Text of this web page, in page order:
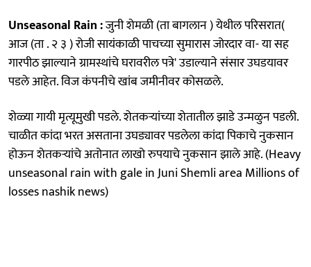
Unseasonal Rain :जुनी शेमळी (ता बागलान ) येथील परिसरात(
आज (ता . २ ३ ) रोजी सायंकाळी पाचच्या सुमारास जोरदार वा- या सह
गारपीठ झाल्याने ग्रामस्थांचे घरावरील पत्रे' उडाल्याने संसार उघडयावर
पडले आहेत. विज कंपनीचे खांब जमीनीवर कोसळले.
शेळ्या गायी मृत्यूमुखी पडले. शेतकऱ्यांच्या शेतातील झाडे उन्मळुन पडली.
चाळीत कांदा भरत असताना उघड्यावर पडलेला कांदा पिकाचे नुकसान
होऊन शेतकऱ्यांचे अतोनात लाखो रुपयाचे नुकसान झाले आहे. (Heavy
unseasonal rain with gale in Juni Shemli area Millions of
losses nashik news)